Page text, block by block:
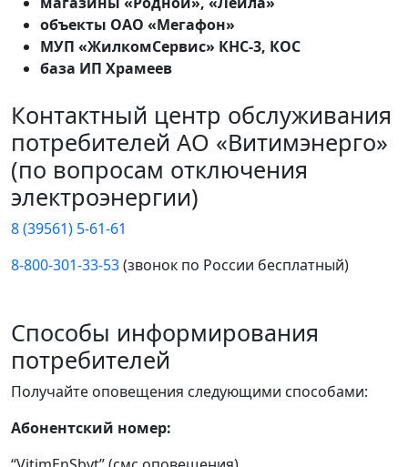
объекты ОАО «Мегафон»
МУП «ЖилкомСервис» КНС-3, КОС
база ИП Храмеев
Контактный центр обслуживания
потребителей АО «Витимэнерго»
(по вопросам отключения
электроэнергии)
8 (39561) 5-61-61
8-800-301-33-53(звонок по России бесплатный)
Способы информирования
потребителей
Получайте оповещения следующими способами:
Абонентский номер: